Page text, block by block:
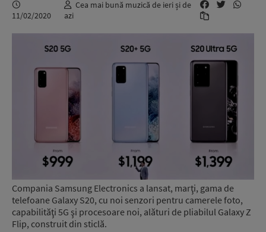
11/02/2020
Cea mai bună muzică de ieri și de
azi
Compania Samsung Electronics a lansat, marţi, gama de
telefoane Galaxy S20, cu noi senzori pentru camerele foto,
capabilităţi 5G şi procesoare noi, alături de pliabilul Galaxy Z
Flip, construit din sticlă.